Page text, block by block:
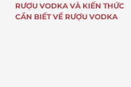
RƯỢU VODKA VÀ KIẾN THỨC
CẦN BIẾT VỀ RƯỢU VODKA